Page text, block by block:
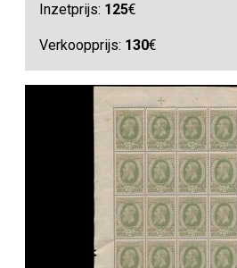
Inzetprijs: 125€
Verkoopprijs: 130€